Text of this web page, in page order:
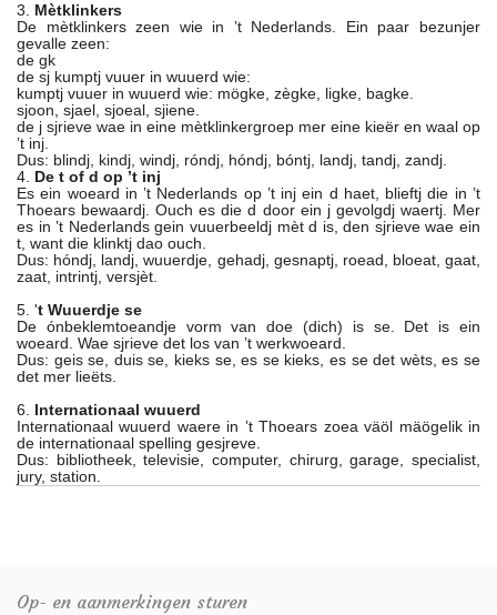
3. Mètklinkers
De mètklinkers zeen wie in ’t Nederlands. Ein paar bezunjer
gevalle zeen:
de gk
de sj kumptj vuuer in wuuerd wie:
kumptj vuuer in wuuerd wie: mögke, zègke, ligke, bagke.
sjoon, sjael, sjoeal, sjiene.
de j sjrieve wae in eine mètklinkergroep mer eine kieër en waal op
’t inj.
Dus: blindj, kindj, windj, róndj, hóndj, bóntj, landj, tandj, zandj.
4. De t of d op ’t inj
Es ein woeard in ’t Nederlands op ’t inj ein d haet, blieftj die in ’t
Thoears bewaardj. Ouch es die d door ein j gevolgdj waertj. Mer
es in ’t Nederlands gein vuuerbeeldj mèt d is, den sjrieve wae ein
t, want die klinktj dao ouch.
Dus: hóndj, landj, wuuerdje, gehadj, gesnaptj, roead, bloeat, gaat,
zaat, intrintj, versjèt.
5. 't Wuuerdje se
De ónbeklemtoeandje vorm van doe (dich) is se. Det is ein
woeard. Wae sjrieve det los van ’t werkwoeard.
Dus: geis se, duis se, kieks se, es se kieks, es se det wèts, es se
det mer lieëts.
6. Internationaal wuuerd
Internationaal wuuerd waere in ’t Thoears zoea väöl mäögelik in
de internationaal spelling gesjreve.
Dus: bibliotheek, televisie, computer, chirurg, garage, specialist,
jury, station.
Op- en aanmerkingen sturen